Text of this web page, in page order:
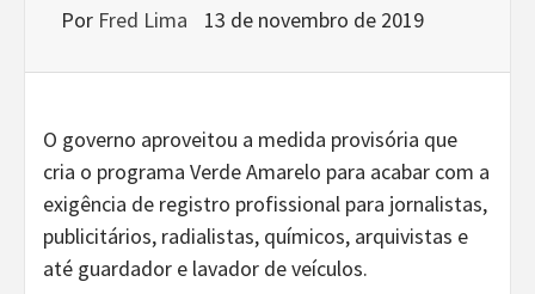
Por Fred Lima 13 de novembro de 2019
O governo aproveitou a medida provisória que
cria o programa Verde Amarelo para acabar com a
exigência de registro profissional para jornalistas,
publicitários, radialistas, químicos, arquivistas e
até guardador e lavador de veículos.